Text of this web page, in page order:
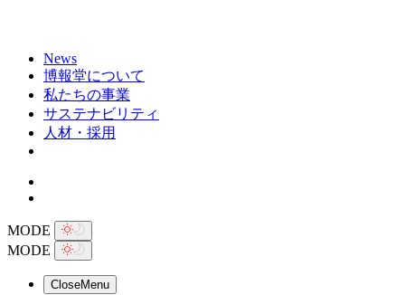
News
博報堂について
私たちの事業
サステナビリティ
人材・採用
MODE
MODE
CloseMenu